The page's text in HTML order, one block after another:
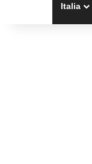
Italia